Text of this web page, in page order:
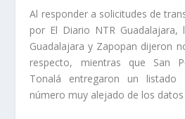
Al responder a solicitudes de
por El Diario NTR Guadalajara,
Guadalajara y Zapopan dijeron
respecto, mientras que San
Tonalá entregaron un
número muy alejado de los